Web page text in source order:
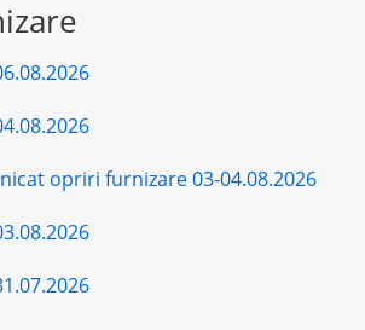
opriri furnizare 03-04.08.2026